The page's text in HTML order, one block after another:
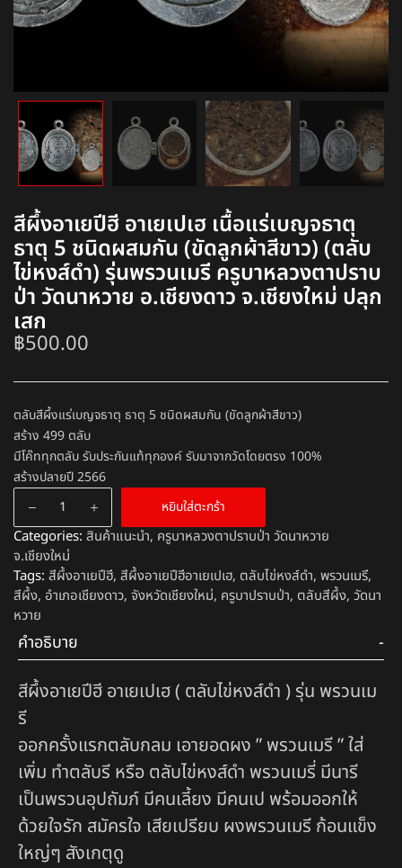
สีผึ้งอาเยปีฮี อาเยเปเฮ เนื้อแร่เบญจธาตุ
ธาตุ 5 ชนิดผสมกัน (ขัดลูกผ้าสีขาว) (ตลับ
ไข่หงส์ดำ) รุ่นพรวนเมรี ครูบาหลวงตาปราบ
ป่า วัดนาหวาย อ.เชียงดาว จ.เชียงใหม่ ปลุก
เสก
฿500.00
ตลับสีผึ้งแร่เบญจธาตุ ธาตุ 5 ชนิดผสมกัน (ขัดลูกผ้าสีขาว)
สร้าง 499 ตลับ
มีโค๊ททุกตลับ รับประกันแท้ทุกองค์ รับมาจากวัดโดยตรง 100%
สร้างปลายปี 2566
หยิบใส่ตะกร้า
Categories: สินค้าแนะนำ, ครูบาหลวงตาปราบป่า วัดนาหวาย
จ.เชียงใหม่
Tags: สีผึ้งอาเยปีฮี, สีผึ้งอาเยปีฮีอาเยเปเฮ, ตลับไข่หงส์ดำ, พรวนเมรี,
สีผึ้ง, อำเภอเชียงดาว, จังหวัดเชียงใหม่, ครูบาปราบป่า, ตลับสีผึ้ง, วัดนา
หวาย
คำอธิบาย
สีผึ้งอาเยปีฮี อาเยเปเฮ ( ตลับไข่หงส์ดำ ) รุ่น พรวนเม
รี
ออกครั้งแรกตลับกลม เอายอดผง ” พรวนเมรี ” ใส่
เพิ่ม ทำตลับรี หรือ ตลับไข่หงส์ดำ พรวนเมรี่ มีนารี
เป็นพรวนอุปถัมภ์ มีคนเลี้ยง มีคนเป พร้อมออกให้
ด้วยใจรัก สมัครใจ เสียเปรียบ ผงพรวนเมรี ก้อนแข็ง
ใหญ่ๆ สังเกตุดู